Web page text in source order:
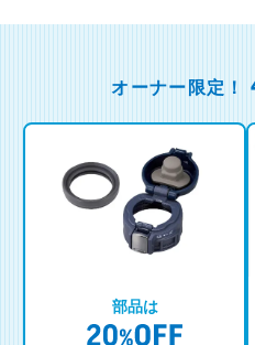
オーナー限定！
部品は